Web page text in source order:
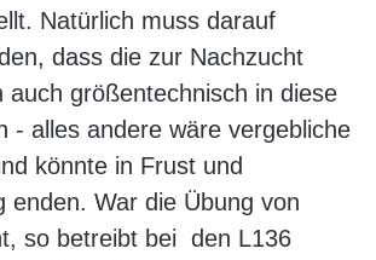
Natürlich muss darauf
dass die zur Nachzucht
auch größentechnisch in diese
- alles andere wäre vergebliche
könnte in Frust und
enden. War die Übung von
so betreibt bei den L136